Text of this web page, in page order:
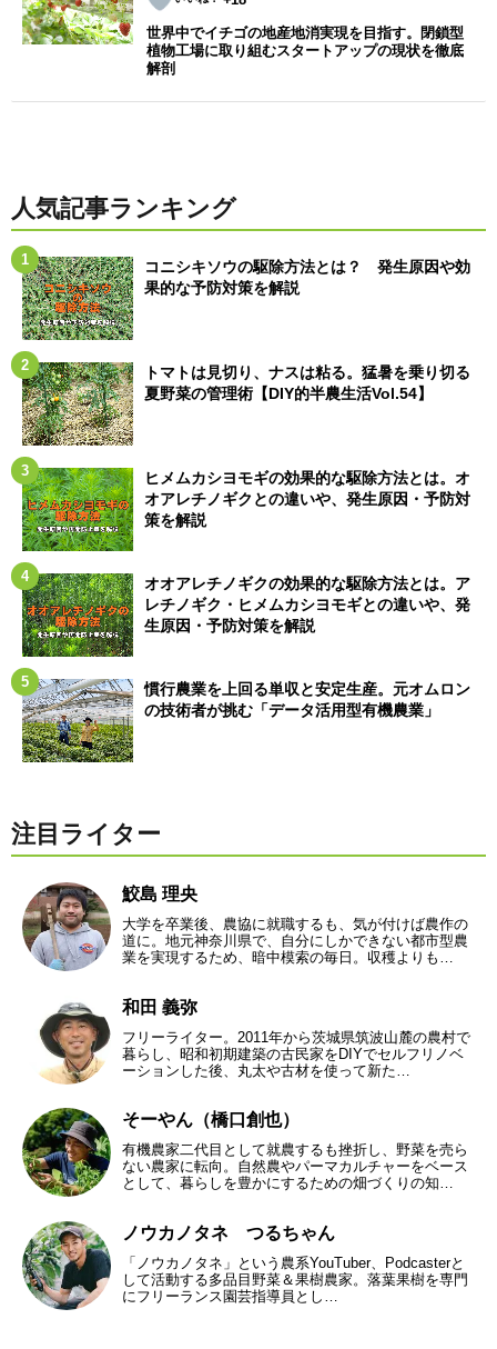
世界中でイチゴの地産地消実現を目指す。閉鎖型
植物工場に取り組むスタートアップの現状を徹底
解剖
人気記事ランキング
コニシキソウの駆除方法とは？ 発生原因や効
果的な予防対策を解説
トマトは見切り、ナスは粘る。猛暑を乗り切る
夏野菜の管理術【DIY的半農生活Vol.54】
ヒメムカシヨモギの効果的な駆除方法とは。オ
オアレチノギクとの違いや、発生原因・予防対
策を解説
オオアレチノギクの効果的な駆除方法とは。ア
レチノギク・ヒメムカシヨモギとの違いや、発
生原因・予防対策を解説
慣行農業を上回る単収と安定生産。元オムロン
の技術者が挑む「データ活用型有機農業」
注目ライター
鮫島 理央
大学を卒業後、農協に就職するも、気が付けば農作の
道に。地元神奈川県で、自分にしかできない都市型農
業を実現するため、暗中模索の毎日。収穫よりも…
和田 義弥
フリーライター。2011年から茨城県筑波山麓の農村で
暮らし、昭和初期建築の古民家をDIYでセルフリノベ
ーションした後、丸太や古材を使って新た…
そーやん（橋口創也）
有機農家二代目として就農するも挫折し、野菜を売ら
ない農家に転向。自然農やパーマカルチャーをベース
として、暮らしを豊かにするための畑づくりの知…
ノウカノタネ つるちゃん
「ノウカノタネ」という農系YouTuber、Podcasterと
して活動する多品目野菜＆果樹農家。落葉果樹を専門
にフリーランス園芸指導員とし…